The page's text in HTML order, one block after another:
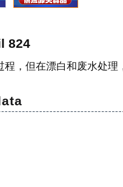
824
，但在漂白和废水处理